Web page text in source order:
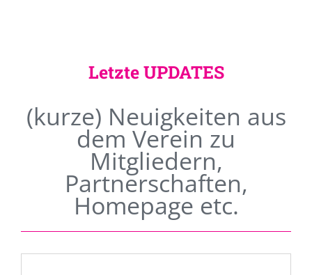
Letzte UPDATES
(kurze) Neuigkeiten aus
dem Verein zu
Mitgliedern,
Partnerschaften,
Homepage etc.